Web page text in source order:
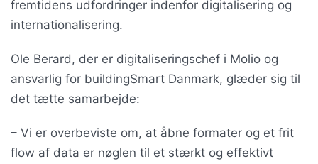
fremtidens udfordringer indenfor digitalisering og
internationalisering.
Ole Berard, der er digitaliseringschef i Molio og
ansvarlig for buildingSmart Danmark, glæder sig til
det tætte samarbejde:
– Vi er overbeviste om, at åbne formater og et frit
flow af data er nøglen til et stærkt og effektivt